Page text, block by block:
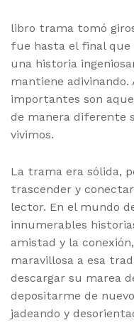
libro trama tomó
fue hasta el final que
una historia
mantiene adivinando.
importantes son
de manera diferente
vivimos.
La trama era sólida,
trascender y
lector. En el mundo
innumerables
amistad y la
maravillosa a esa
descargar su marea
depositarme de
jadeando y